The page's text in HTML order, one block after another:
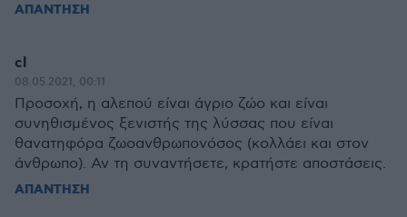
ΑΠΑΝΤΗΣΗ
cl
08.05.2021, 00:11
Προσοχή, η αλεπού είναι άγριο ζώο και είναι
συνηθισμένος ξενιστής της λύσσας που είναι
θανατηφόρα ζωοανθρωπονόσος (κολλάει και στον
άνθρωπο). Αν τη συναντήσετε, κρατήστε αποστάσεις.
ΑΠΑΝΤΗΣΗ